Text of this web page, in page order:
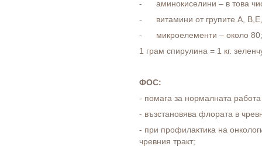
- аминокиселини – в това
- витамини от групите А,
- микроелементи – около 80;
1 грам спирулина = 1 кг.
ФОС:
- помага за нормалната
- възстановява флората в
- при профилактика на
чревния тракт;